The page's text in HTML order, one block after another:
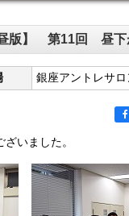
昼版】 第11回 昼
銀座アントレサ
いました。